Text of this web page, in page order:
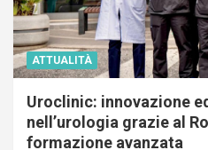
ATTUALITÀ
Uroclinic: innovazione
nell’urologia grazie al
formazione avanzata